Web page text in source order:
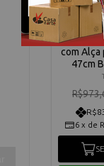
com Alça
47cm
6 x de